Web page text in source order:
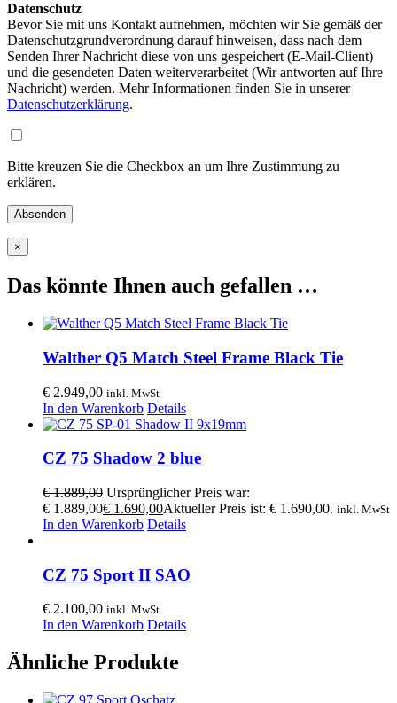
Datenschutz
Bevor Sie mit uns Kontakt aufnehmen, möchten wir Sie gemäß der
Datenschutzgrundverordnung darauf hinweisen, dass nach dem
Senden Ihrer Nachricht diese von uns gespeichert (E-Mail-Client)
und die gesendeten Daten weiterverarbeitet (Wir antworten auf Ihre
Nachricht) werden. Mehr Informationen finden Sie in unserer
Datenschutzerklärung.
Bitte kreuzen Sie die Checkbox an um Ihre Zustimmung zu
erklären.
×
Das könnte Ihnen auch gefallen …
Walther Q5 Match Steel Frame Black Tie
€ 2.949,00 inkl. MwSt
In den Warenkorb Details
CZ 75 Shadow 2 blue
€1.889,00 Ursprünglicher Preis war:
€ 1.889,00€ 1.690,00Aktueller Preis ist: € 1.690,00. inkl. MwSt
In den Warenkorb Details
CZ 75 Sport II SAO
€ 2.100,00 inkl. MwSt
In den Warenkorb Details
Ähnliche Produkte